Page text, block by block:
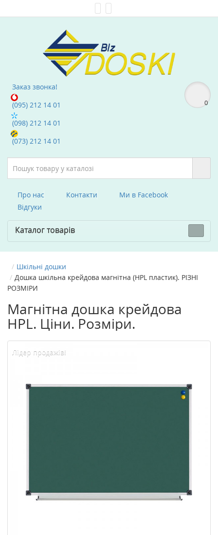
Заказ звонка!
(095) 212 14 01
(098) 212 14 01
(073) 212 14 01
0
Про нас Контакти
Ми в Facebook
Вiдгуки
Каталог товарів
Шкільні дошки
Дошка шкільна крейдова магнітна (HPL пластик). РІЗНІ
РОЗМІРИ
Магнітна дошка крейдова
HPL. Ціни. Розміри.
Лідер продажів!